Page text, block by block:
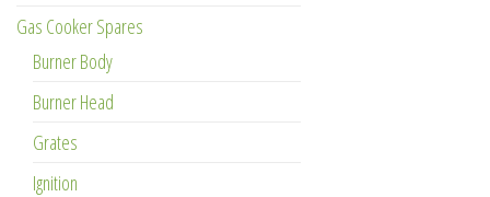
Gas Cooker Spares
Burner Body
Burner Head
Grates
Ignition